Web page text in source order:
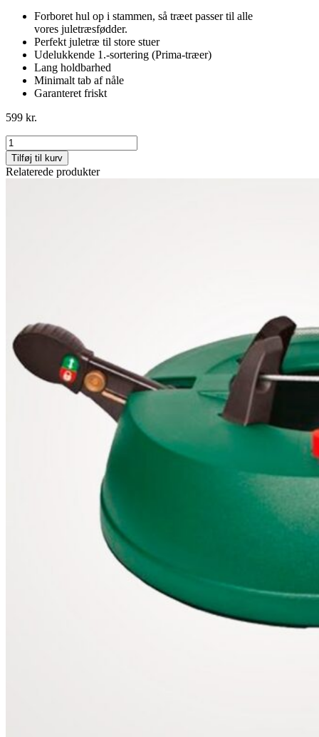
Forboret hul op i stammen, så træet passer til alle
vores juletræsfødder.
Perfekt juletræ til store stuer
Udelukkende 1.-sortering (Prima-træer)
Lang holdbarhed
Minimalt tab af nåle
Garanteret friskt
599 kr.
Stort
Juletræ
(2,00-
2,25
Tilføj til kurv
Relaterede produkter